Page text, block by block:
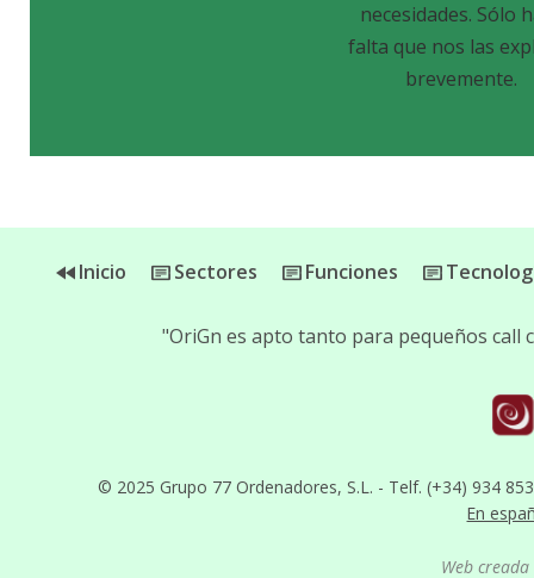
necesidades. Sólo
falta que nos las
brevemente.
Inicio Sectores Funciones
© 2025 Grupo 77 Ordenadores, S.L. - Telf. (+34) 934
En
"OriGn es apto tanto para pequeños
Web